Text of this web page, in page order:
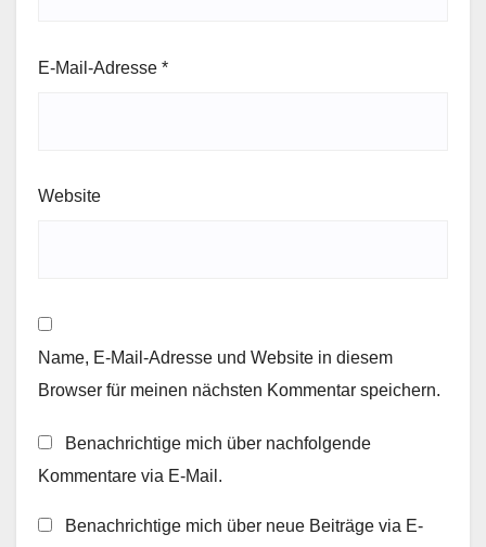
E-Mail-Adresse *
Website
Name, E-Mail-Adresse und Website in diesem
Browser für meinen nächsten Kommentar speichern.
Benachrichtige mich über nachfolgende
Kommentare via E-Mail.
Benachrichtige mich über neue Beiträge via E-